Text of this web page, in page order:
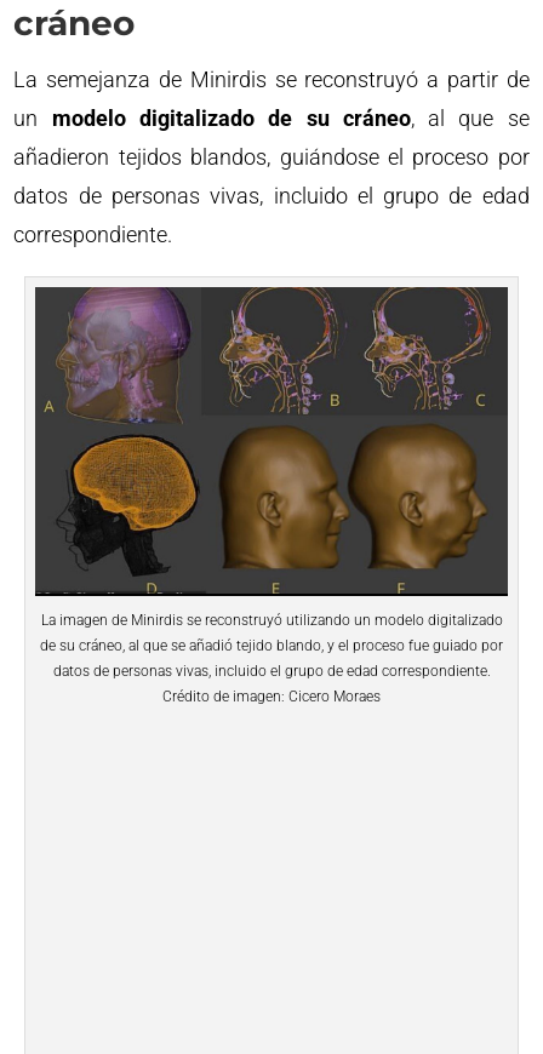
cráneo
La semejanza de Minirdis se reconstruyó a partir de
un modelo digitalizado de su cráneo, al que se
añadieron tejidos blandos, guiándose el proceso por
datos de personas vivas, incluido el grupo de edad
correspondiente.
La imagen de Minirdis se reconstruyó utilizando un modelo digitalizado
de su cráneo, al que se añadió tejido blando, y el proceso fue guiado por
datos de personas vivas, incluido el grupo de edad correspondiente.
Crédito de imagen: Cicero Moraes